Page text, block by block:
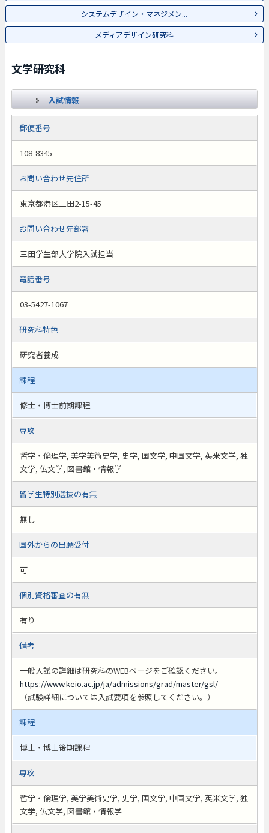
システムデザイン・マネジメン...
メディアデザイン研究科
文学研究科
入試情報
郵便番号
108-8345
お問い合わせ先住所
東京都港区三田2-15-45
お問い合わせ先部署
三田学生部大学院入試担当
電話番号
03-5427-1067
研究科特色
研究者養成
課程
修士・博士前期課程
専攻
哲学・倫理学, 美学美術史学, 史学, 国文学, 中国文学, 英米文学, 独
文学, 仏文学, 図書館・情報学
留学生特別選抜の有無
無し
国外からの出願受付
可
個別資格審査の有無
有り
備考
一般入試の詳細は研究科のWEBページをご確認ください。
https://www.keio.ac.jp/ja/admissions/grad/master/gsl/
（試験詳細については入試要項を参照してください。）
課程
博士・博士後期課程
専攻
哲学・倫理学, 美学美術史学, 史学, 国文学, 中国文学, 英米文学, 独
文学, 仏文学, 図書館・情報学